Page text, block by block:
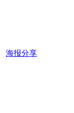
海报分享